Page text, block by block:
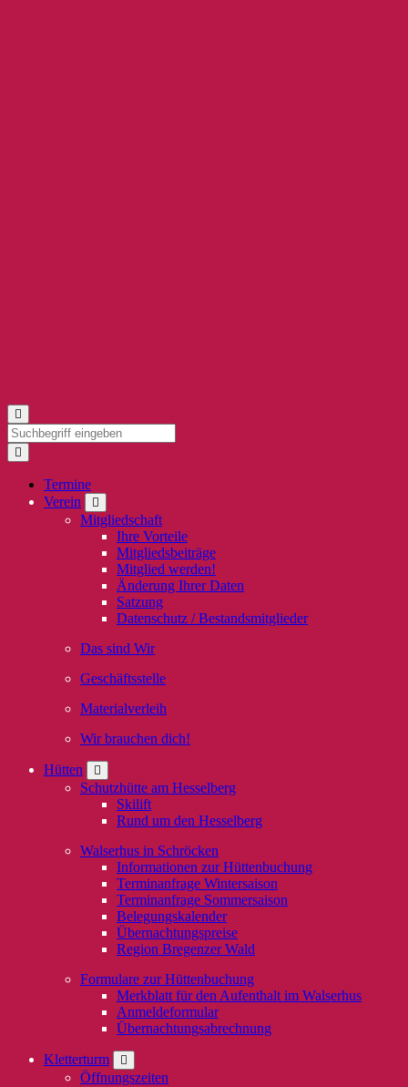
Termine
Verein
Mitgliedschaft
Ihre Vorteile
Mitgliedsbeiträge
Mitglied werden!
Änderung Ihrer Daten
Satzung
Datenschutz / Bestandsmitglieder
Das sind Wir
Geschäftsstelle
Materialverleih
Wir brauchen dich!
Hütten
Schutzhütte am Hesselberg
Skilift
Rund um den Hesselberg
Walserhus in Schröcken
Informationen zur Hüttenbuchung
Terminanfrage Wintersaison
Terminanfrage Sommersaison
Belegungskalender
Übernachtungspreise
Region Bregenzer Wald
Formulare zur Hüttenbuchung
Merkblatt für den Aufenthalt im Walserhus
Anmeldeformular
Übernachtungsabrechnung
Kletterturm
Öffnungszeiten